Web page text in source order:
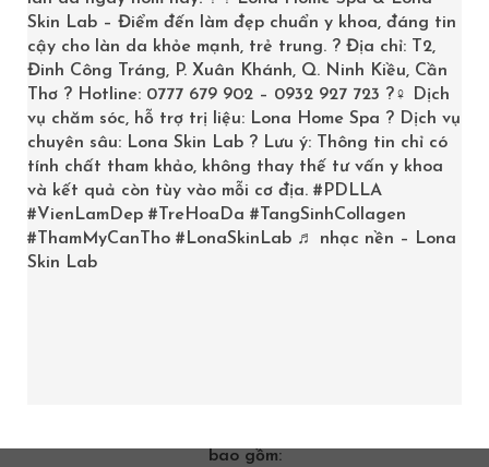
Cung cấp dịch vụ đa dạng không chỉ điều trị nám mà
còn hỗ trợ
điều trị mụn
, tắm trắng, triệt lông, giảm béo
và làm trẻ hóa da, đáp ứng mọi nhu cầu làm đẹp của
khách hàng.
Nhận được nhiều phản hồi tích cực từ khách hàng đã
trải nghiệm dịch vụ, minh chứng cho chất lượng và uy
tín của Aura trong ngành thẩm mỹ.
III. Phân Tích và Đánh Giá Các
Địa Chỉ Trị Nám Vĩnh Long
bao gồm:
Skin Lab – Điểm đến làm đẹp chuẩn y khoa, đáng tin
cậy cho làn da khỏe mạnh, trẻ trung. ? Địa chỉ: T2,
Đinh Công Tráng, P. Xuân Khánh, Q. Ninh Kiều, Cần
Thơ ? Hotline: 0777 679 902 – 0932 927 723 ?‍♀️ Dịch
vụ chăm sóc, hỗ trợ trị liệu: Lona Home Spa ? Dịch vụ
chuyên sâu: Lona Skin Lab ? Lưu ý: Thông tin chỉ có
tính chất tham khảo, không thay thế tư vấn y khoa
và kết quả còn tùy vào mỗi cơ địa. #PDLLA
#VienLamDep #TreHoaDa #TangSinhCollagen
#ThamMyCanTho #LonaSkinLab ♬ nhạc nền – Lona
Skin Lab